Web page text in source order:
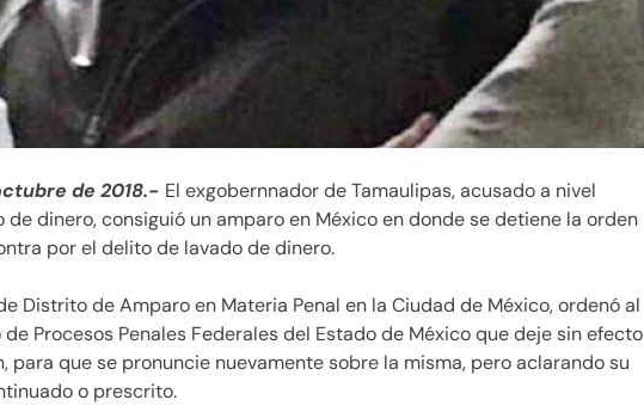
de 2018.- El exgobernnador de Tamaulipas, acusado a nivel
dinero, consiguió un amparo en México en donde se detiene la orden
por el delito de lavado de dinero.
Distrito de Amparo en Materia Penal en la Ciudad de México, ordenó al
Procesos Penales Federales del Estado de México que deje sin efecto
para que se pronuncie nuevamente sobre la misma, pero aclarando su
o prescrito.